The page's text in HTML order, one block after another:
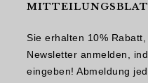
Sie erhalten 10%
Newsletter anmelden,
eingeben! Abmeldung